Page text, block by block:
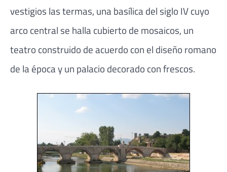
vestigios las termas, una basílica del siglo IV cuyo
arco central se halla cubierto de mosaicos, un
teatro construido de acuerdo con el diseño romano
de la época y un palacio decorado con frescos.